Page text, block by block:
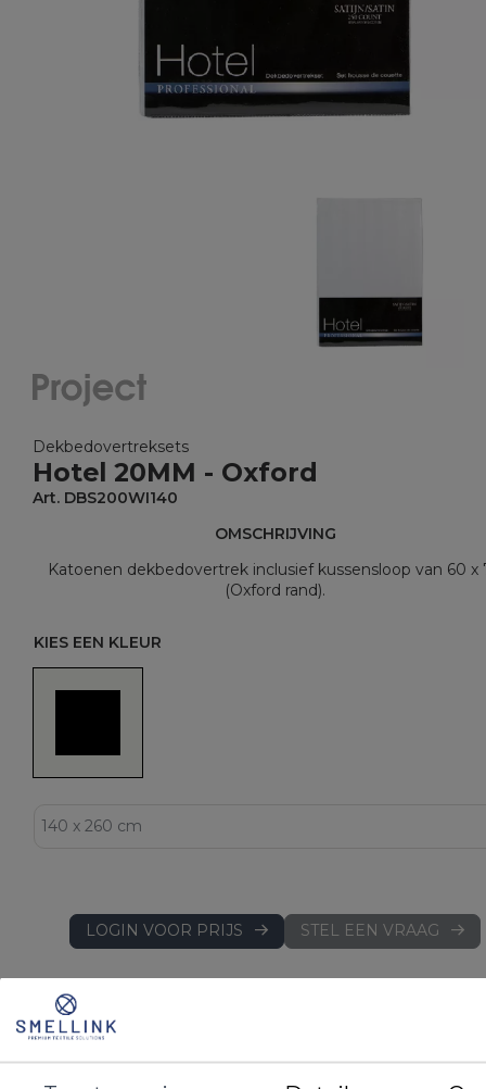
Dekbedovertreksets
Hotel 20MM - Oxford
Art. DBS200WI140
OMSCHRIJVING
Katoenen dekbedovertrek inclusief kussensloop van 60 x
(Oxford rand).
KIES EEN KLEUR
LOGIN VOOR PRIJS STEL EEN VRAAG
DETAILS
EAN
Artikelnummer
DBS200WI140